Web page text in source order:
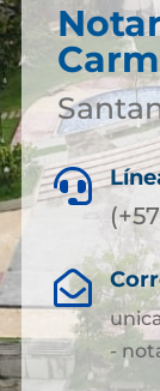


-